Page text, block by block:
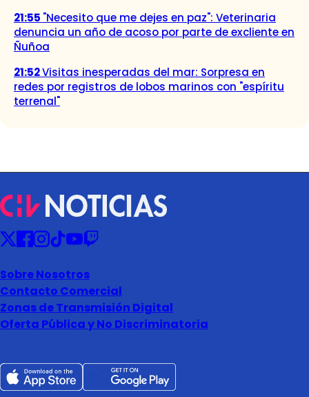
21:55 "Necesito que me dejes en paz": Veterinaria
denuncia un año de acoso por parte de excliente en
Ñuñoa
21:52Visitas inesperadas del mar: Sorpresa en
redes por registros de lobos marinos con "espíritu
terrenal"
Sobre Nosotros
Contacto Comercial
Zonas de Transmisión Digital
Oferta Pública y No Discriminatoria